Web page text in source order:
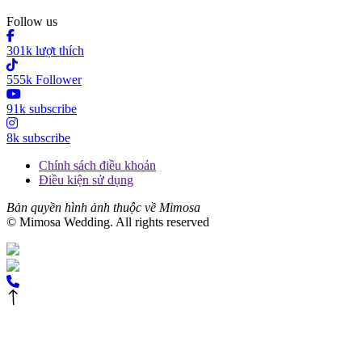
Follow us
301k lượt thích
555k Follower
91k subscribe
8k subscribe
Chính sách điều khoản
Điều kiện sử dụng
Bản quyền hình ảnh thuộc về Mimosa
© Mimosa Wedding. All rights reserved